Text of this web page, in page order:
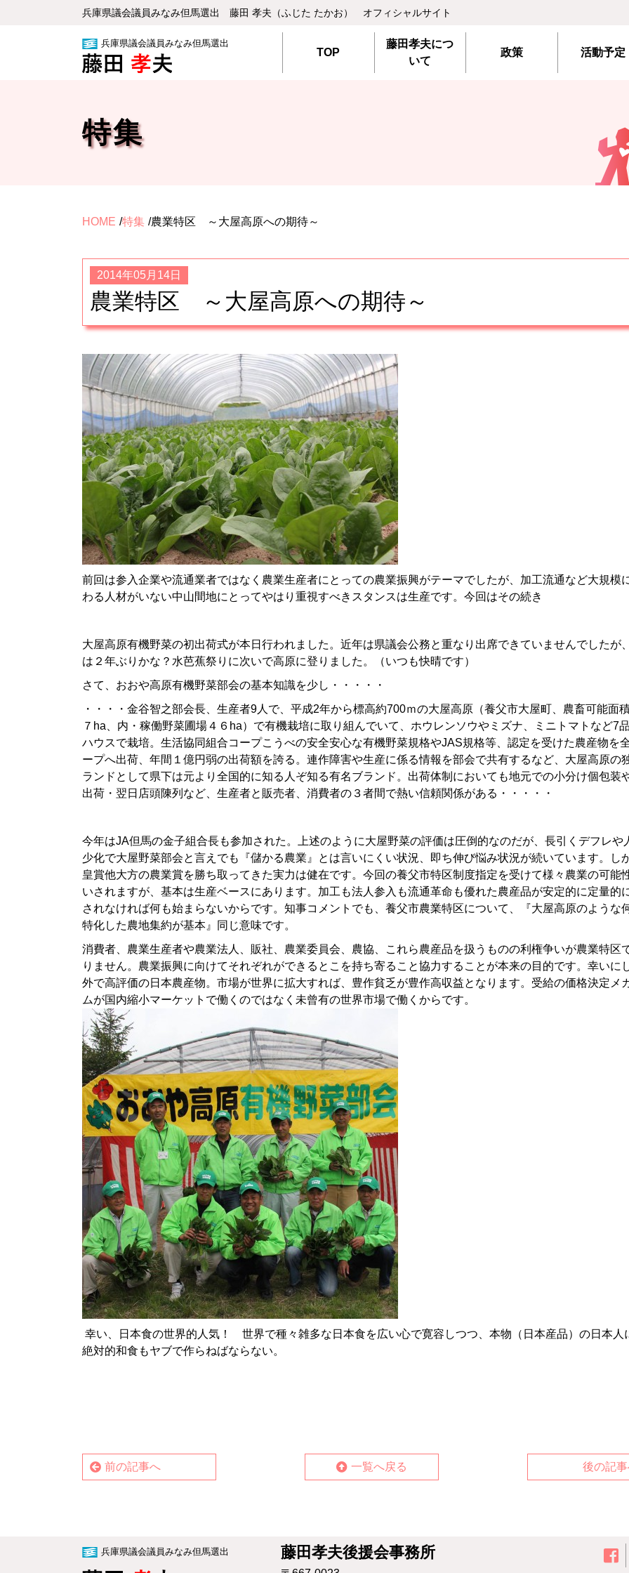
兵庫県議会議員みなみ但⾺選出 藤⽥ 孝夫（ふじた たかお） オフィシャルサイト
兵庫県議会議員みなみ但馬選出
TOP
藤田孝夫につ
いて
政策 活動予定
特集
HOME 特集 農業特区 ～大屋高原への期待～
2014年05月14日
農業特区 ～大屋高原への期待～
前回は参入企業や流通業者ではなく農業生産者にとっての農業振興がテーマでしたが、加工流通など大規模
わる人材がいない中山間地にとってやはり重視すべきスタンスは生産です。今回はその続き
大屋高原有機野菜の初出荷式が本日行われました。近年は県議会公務と重なり出席できていませんでしたが
は２年ぶりかな？水芭蕉祭りに次いで高原に登りました。（いつも快晴です）
さて、おおや高原有機野菜部会の基本知識を少し・・・・・
・・・・金谷智之部会長、生産者9人で、平成2年から標高約700ｍの大屋高原（養父市大屋町、農畜可能面
７ha、内・稼働野菜圃場４６ha）で有機栽培に取り組んでいて、ホウレンソウやミズナ、ミニトマトなど7
ハウスで栽培。生活協同組合コープこうべの安全安心な有機野菜規格やJAS規格等、認定を受けた農産物を
ープへ出荷、年間１億円弱の出荷額を誇る。連作障害や生産に係る情報を部会で共有するなど、大屋高原の
ランドとして県下は元より全国的に知る人ぞ知る有名ブランド。出荷体制においても地元での小分け個包装
出荷・翌日店頭陳列など、生産者と販売者、消費者の３者間で熱い信頼関係がある・・・・・
今年はJA但馬の金子組合長も参加された。上述のように大屋野菜の評価は圧倒的なのだが、長引くデフレや
少化で大屋野菜部会と言えでも『儲かる農業』とは言いにくい状況、即ち伸び悩み状況が続いています。し
皇賞他大方の農業賞を勝ち取ってきた実力は健在です。今回の養父市特区制度指定を受けて様々農業の可能
いされますが、基本は生産ベースにあります。加工も法人参入も流通革命も優れた農産品が安定的に定量的
されなければ何も始まらないからです。知事コメントでも、養父市農業特区について、『大屋高原のような
特化した農地集約が基本』同じ意味です。
消費者、農業生産者や農業法人、販社、農業委員会、農協、これら農産品を扱うものの利権争いが農業特区
りません。農業振興に向けてそれぞれができるとこを持ち寄ること協力することが本来の目的です。幸いに
外で高評価の日本農産物。市場が世界に拡大すれば、豊作貧乏が豊作高収益となります。受給の価格決定メ
ムが国内縮小マーケットで働くのではなく未曾有の世界市場で働くからです。
幸い、日本食の世界的人気！ 世界で種々雑多な日本食を広い心で寛容しつつ、本物（日本産品）の日本人
絶対的和食もヤブで作らねばならない。
前の記事へ 後の記
一覧へ戻る
兵庫県議会議員みなみ但馬選出 藤田孝夫後援会事務所